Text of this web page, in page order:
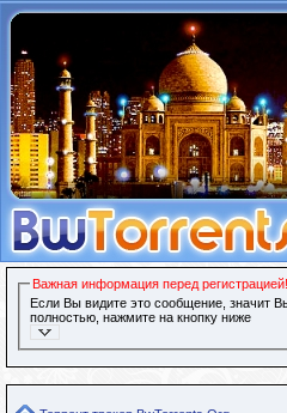
Важная информация перед регистрацией!
Если Вы видите это сообщение, значит
полностью, нажмите на кнопку ниже